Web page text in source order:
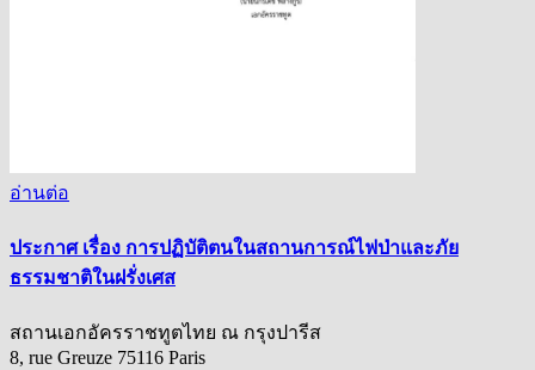
อ่านต่อ
ประกาศ เรื่อง การปฏิบัติตนในสถานการณ์ไฟป่าและภัย
ธรรมชาติในฝรั่งเศส
สถานเอกอัครราชทูตไทย ณ กรุงปารีส
8, rue Greuze 75116 Paris